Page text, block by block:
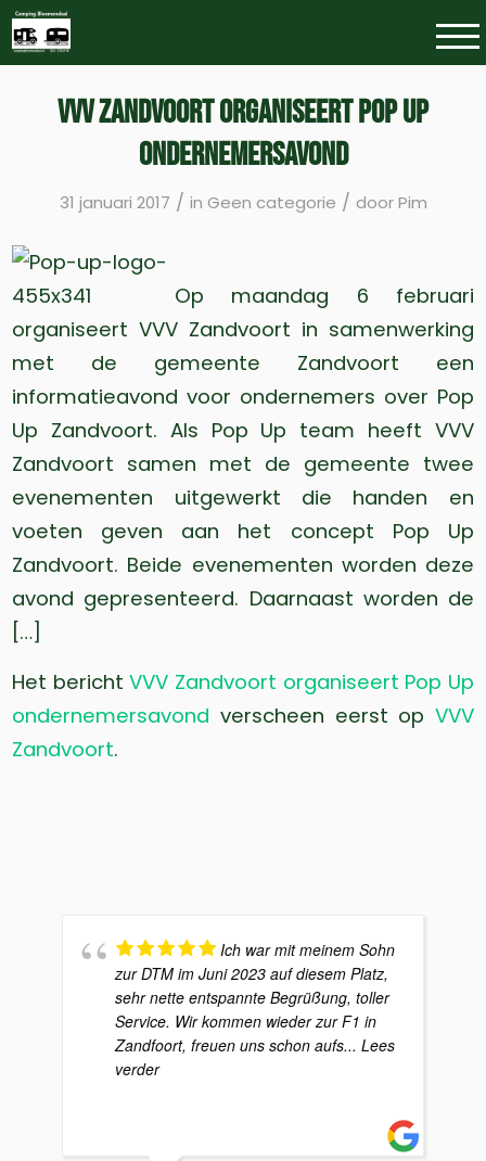
VVV Zandvoort organiseert Pop Up
ondernemersavond
31 januari 2017 / in Geen categorie / doorPim
Op maandag 6 februari
organiseert VVV Zandvoort in samenwerking
met de gemeente Zandvoort een
informatieavond voor ondernemers over Pop
Up Zandvoort. Als Pop Up team heeft VVV
Zandvoort samen met de gemeente twee
evenementen uitgewerkt die handen en
voeten geven aan het concept Pop Up
Zandvoort. Beide evenementen worden deze
avond gepresenteerd. Daarnaast worden de
[…]
Het berichtVVV Zandvoort organiseert Pop Up
ondernemersavond verscheen eerst op VVV
Zandvoort.
Ich war mit meinem Sohn
zur DTM im Juni 2023 auf diesem Platz,
sehr nette entspannte Begrüßung, toller
Service. Wir kommen wieder zur F1 in
Zandfoort, freuen uns schon aufs... Lees
verder